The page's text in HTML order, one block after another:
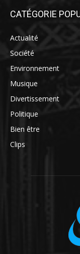
CATÉGORIE
Actualité
Société
Environnement
Musique
Divertissement
Politique
Bien être
Clips